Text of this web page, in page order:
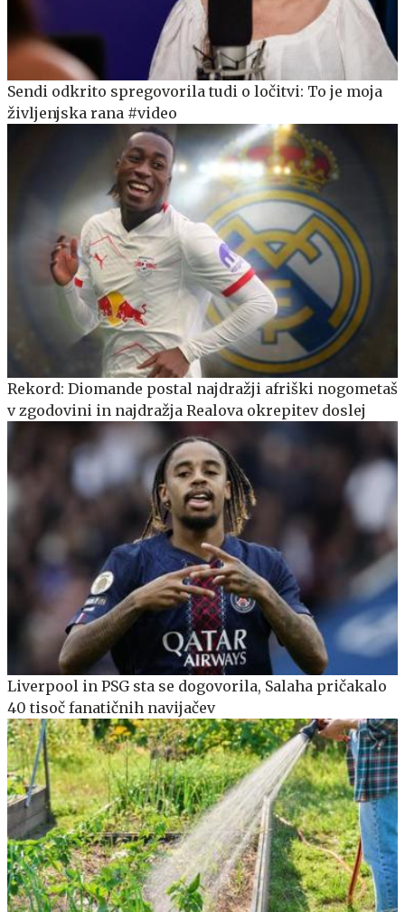
Sendi odkrito spregovorila tudi o ločitvi: To je moja
življenjska rana #video
Rekord: Diomande postal najdražji afriški nogometaš
v zgodovini in najdražja Realova okrepitev doslej
Liverpool in PSG sta se dogovorila, Salaha pričakalo
40 tisoč fanatičnih navijačev